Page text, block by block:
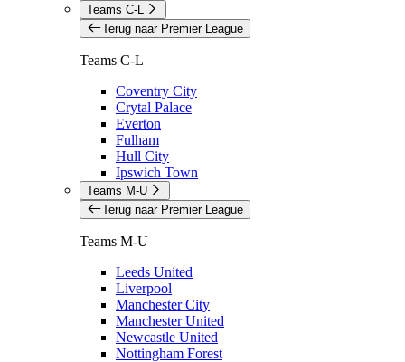
Teams C-L
Terug naar Premier League
Teams C-L
Coventry City
Crytal Palace
Everton
Fulham
Hull City
Ipswich Town
Teams M-U
Terug naar Premier League
Teams M-U
Leeds United
Liverpool
Manchester City
Manchester United
Newcastle United
Nottingham Forest